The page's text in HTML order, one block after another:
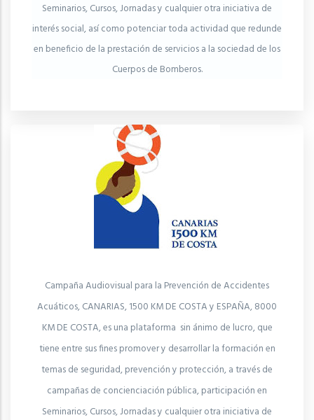
Seminarios, Cursos, Jornadas y cualquier otra iniciativa de
interés social, así como potenciar toda actividad que redunde
en beneficio de la prestación de servicios a la sociedad de los
Cuerpos de Bomberos.
Campaña Audiovisual para la Prevención de Accidentes
Acuáticos, CANARIAS, 1500 KM DE COSTA y ESPAÑA, 8000
KM DE COSTA, es una plataforma sin ánimo de lucro, que
tiene entre sus fines promover y desarrollar la formación en
temas de seguridad, prevención y protección, a través de
campañas de concienciación pública, participación en
Seminarios, Cursos, Jornadas y cualquier otra iniciativa de